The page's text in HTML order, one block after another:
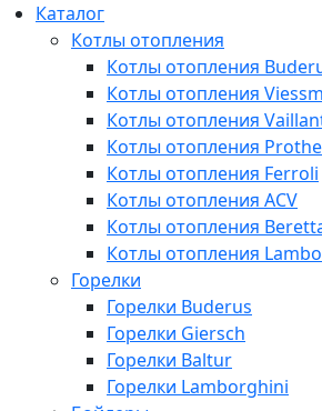
Каталог
Котлы отопления
Котлы отопления
Котлы отопления
Котлы отопления
Котлы отопления
Котлы отопления Ferroli
Котлы отопления ACV
Котлы отопления
Котлы отопления
Горелки
Горелки Buderus
Горелки Giersch
Горелки Baltur
Горелки Lamborghini